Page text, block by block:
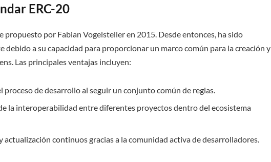
ERC-20
propuesto por Fabian Vogelsteller en 2015. Desde entonces, ha sido
debido a su capacidad para proporcionar un marco común para la creación y
Las principales ventajas incluyen:
proceso de desarrollo al seguir un conjunto común de reglas.
la interoperabilidad entre diferentes proyectos dentro del ecosistema
continuos gracias a la comunidad activa de desarrolladores.